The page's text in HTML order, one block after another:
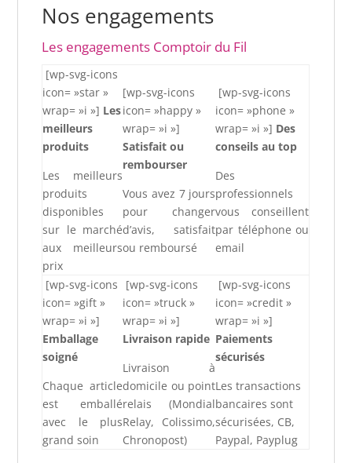
Nos engagements
Les engagements Comptoir du Fil
[wp-svg-icons
icon= »star »
wrap= »i »] Les
meilleurs
produits
Les meilleurs
produits
disponibles
sur le marché
aux meilleurs
prix
[wp-svg-icons
icon= »happy »
wrap= »i »]
Satisfait ou
rembourser
Vous avez 7 jours
pour changer
d’avis, satisfait
ou remboursé
[wp-svg-icons
icon= »phone »
wrap= »i »] Des
conseils au top
Des
professionnels
vous conseillent
par téléphone ou
email
[wp-svg-icons
icon= »gift »
wrap= »i »]
Emballage
soigné
Chaque article
est emballé
avec le plus
grand soin
[wp-svg-icons
icon= »truck »
wrap= »i »]
Livraison rapide
Livraison à
domicile ou point
relais (Mondial
Relay, Colissimo,
Chronopost)
[wp-svg-icons
icon= »credit »
wrap= »i »]
Paiements
sécurisés
Les transactions
bancaires sont
sécurisées, CB,
Paypal, Payplug